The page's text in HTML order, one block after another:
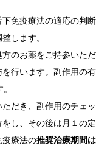
免疫療法の適応の判断
します。
のお薬をご持参いただ
行います。副作用の有
だき、副作用のチェッ
し、その後は月１の定
療法の推奨治療期間は